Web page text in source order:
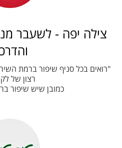
צילה יפה - לשעבר
"רואים בכל סניף שיפור ברמת
רצון של
כמובן שיש שיפור